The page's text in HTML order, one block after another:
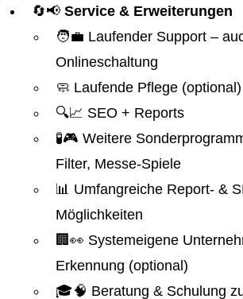
🔄📢 Service & Erweiterungen
🧑‍💼 Laufender Support –
Onlineschaltung
🧼 Laufende Pflege (optional)
🔍📈 SEO + Reports
🧪🎮 Weitere
Filter, Messe-Spiele
📊 Umfangreiche Report- &
Möglichkeiten
🏢👀 Systemeigene
Erkennung (optional)
🎓🧠 Beratung & Schulung